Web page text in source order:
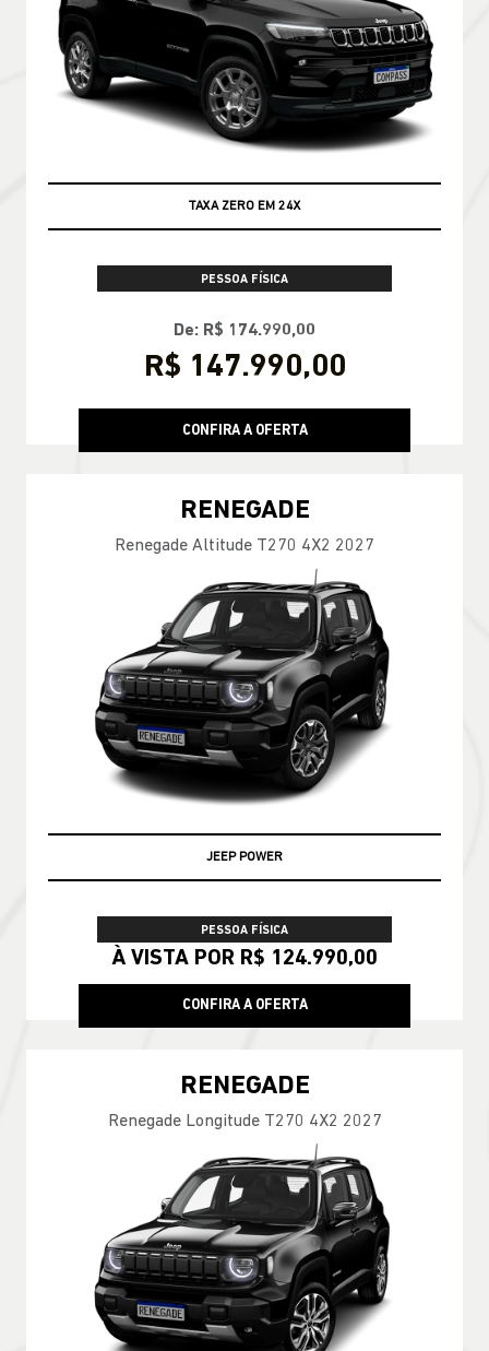
TAXA ZERO EM 24X
PESSOA FÍSICA
De: R$ 174.990,00
R$ 147.990,00
CONFIRA A OFERTA
RENEGADE
Renegade Altitude T270 4X2 2027
JEEP POWER
PESSOA FÍSICA
À VISTA POR R$ 124.990,00
CONFIRA A OFERTA
RENEGADE
Renegade Longitude T270 4X2 2027